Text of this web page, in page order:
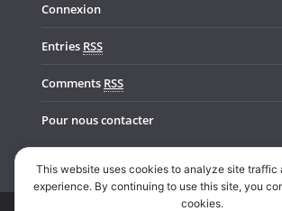
Connexion
Entries RSS
Comments RSS
Pour nous contacter
This website uses cookies to analyze site traffic
experience. By continuing to use this site, you
cookies.